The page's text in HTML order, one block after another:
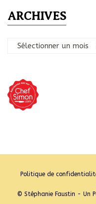
ARCHIVES
Archives
Politique de
© Stéphanie Faustin - Un